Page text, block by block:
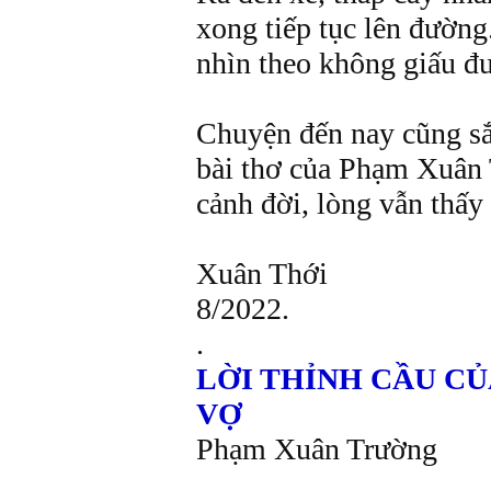
xong tiếp tục lên
nhìn theo không giấu
Chuyện đến nay cũng
bài thơ của Phạm
cảnh đời, lòng vẫn thấy
Xuân Thới
8/2022.
.
LỜI THỈNH CẦU
VỢ
Phạm Xuân Trường